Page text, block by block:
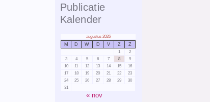
Publicatie
Kalender
augustus 2026
M D W D V Z Z
1
2
3
4 5 6 7 8
9
10
11 12 13 14 15
16
17
18 19 20 21 22
23
24
25 26 27 28 29
30
31
« nov